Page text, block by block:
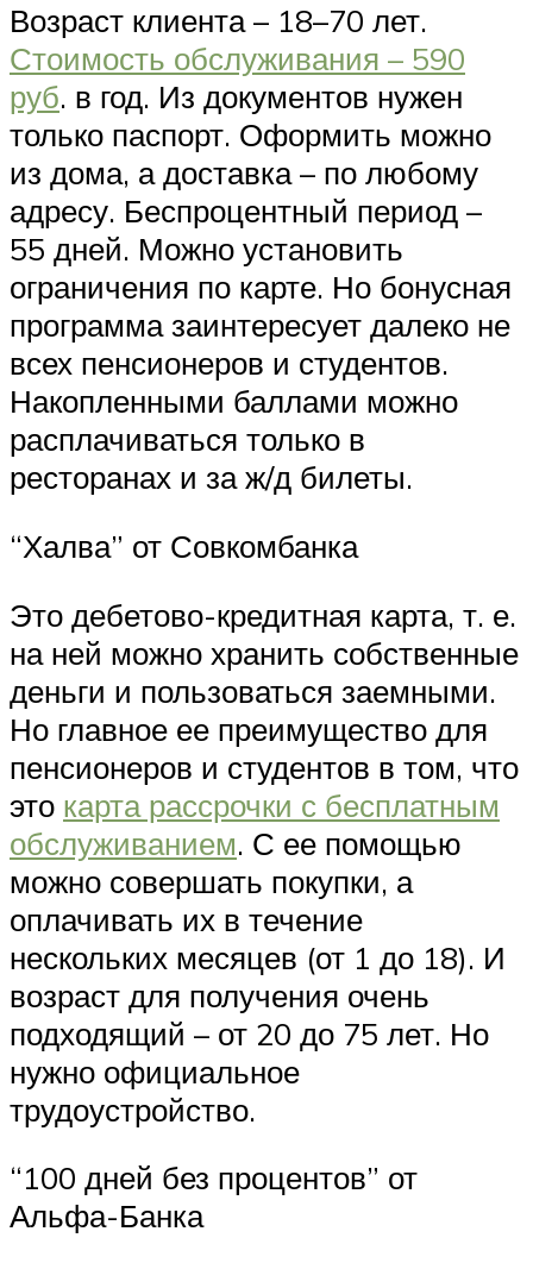
Возраст клиента – 18–70 лет.
Стоимость обслуживания – 590
руб. в год. Из документов нужен
только паспорт. Оформить можно
из дома, а доставка – по любому
адресу. Беспроцентный период –
55 дней. Можно установить
ограничения по карте. Но бонусная
программа заинтересует далеко не
всех пенсионеров и студентов.
Накопленными баллами можно
расплачиваться только в
ресторанах и за ж/д билеты.
“Халва” от Совкомбанка
Это дебетово-кредитная карта, т. е.
на ней можно хранить собственные
деньги и пользоваться заемными.
Но главное ее преимущество для
пенсионеров и студентов в том, что
это карта рассрочки с бесплатным
обслуживанием. С ее помощью
можно совершать покупки, а
оплачивать их в течение
нескольких месяцев (от 1 до 18). И
возраст для получения очень
подходящий – от 20 до 75 лет. Но
нужно официальное
трудоустройство.
“100 дней без процентов” от
Альфа-Банка